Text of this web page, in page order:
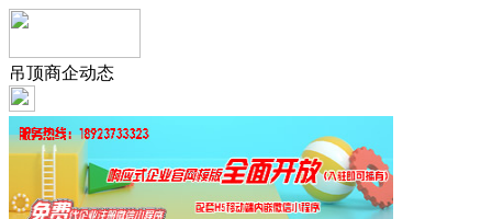
吊顶商企动态